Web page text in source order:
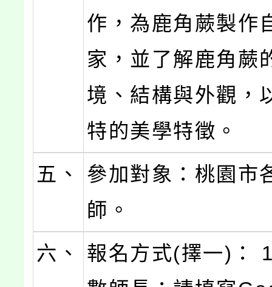
作，為鹿角蕨製作
家，並了解鹿角蕨
境、結構與外觀，
特的美學特徵。
五、
參加對象：桃園市
師。
六、
報名方式(擇一)：